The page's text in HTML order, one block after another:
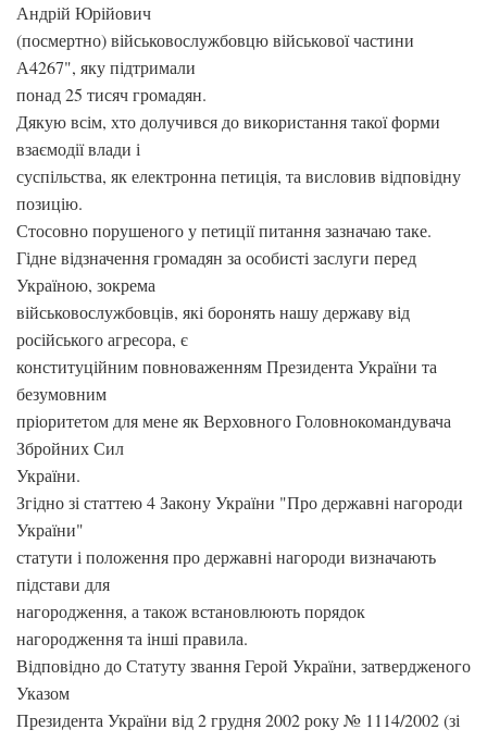
Андрій Юрійович
(посмертно) військовослужбовцю військової частини
А4267", яку підтримали
понад 25 тисяч громадян.
Дякую всім, хто долучився до використання такої форми
взаємодії влади і
суспільства, як електронна петиція, та висловив відповідну
позицію.
Стосовно порушеного у петиції питання зазначаю таке.
Гідне відзначення громадян за особисті заслуги перед
Україною, зокрема
військовослужбовців, які боронять нашу державу від
російського агресора, є
конституційним повноваженням Президента України та
безумовним
пріоритетом для мене як Верховного Головнокомандувача
Збройних Сил
України.
Згідно зі статтею 4 Закону України "Про державні нагороди
України"
статути і положення про державні нагороди визначають
підстави для
нагородження, а також встановлюють порядок
нагородження та інші правила.
Відповідно до Статуту звання Герой України, затвердженого
Указом
Президента України від 2 грудня 2002 року № 1114/2002 (зі